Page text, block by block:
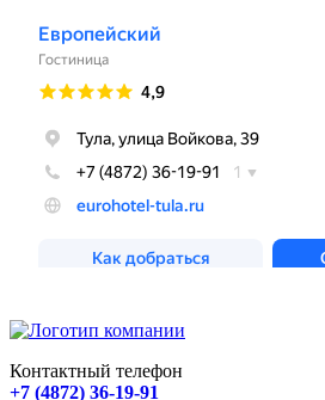
Контактный телефон
+7 (4872) 36-19-91